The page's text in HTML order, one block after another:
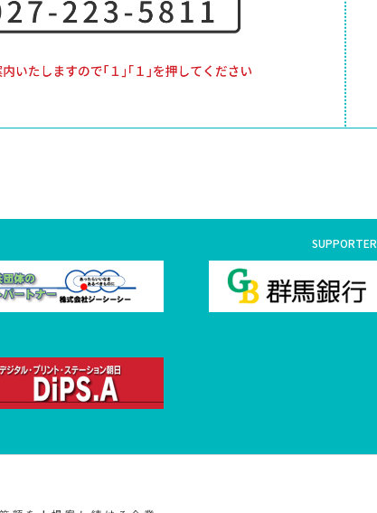
SUPPORTER